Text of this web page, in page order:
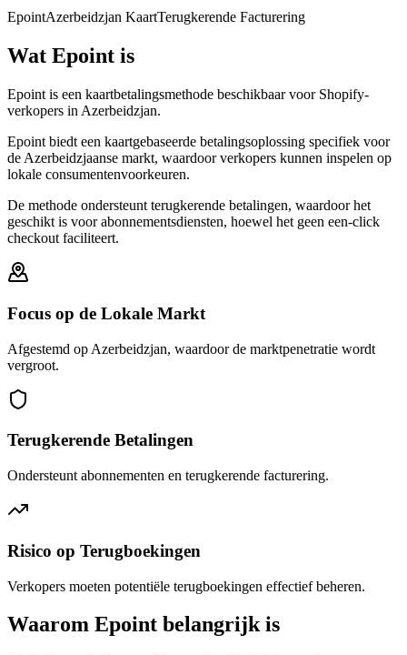
EpointAzerbeidzjan KaartTerugkerende Facturering
Wat Epoint is
Epoint is een kaartbetalingsmethode beschikbaar voor Shopify-
verkopers in Azerbeidzjan.
Epoint biedt een kaartgebaseerde betalingsoplossing specifiek voor
de Azerbeidzjaanse markt, waardoor verkopers kunnen inspelen op
lokale consumentenvoorkeuren.
De methode ondersteunt terugkerende betalingen, waardoor het
geschikt is voor abonnementsdiensten, hoewel het geen een-click
checkout faciliteert.
Focus op de Lokale Markt
Afgestemd op Azerbeidzjan, waardoor de marktpenetratie wordt
vergroot.
Terugkerende Betalingen
Ondersteunt abonnementen en terugkerende facturering.
Risico op Terugboekingen
Verkopers moeten potentiële terugboekingen effectief beheren.
Waarom Epoint belangrijk is